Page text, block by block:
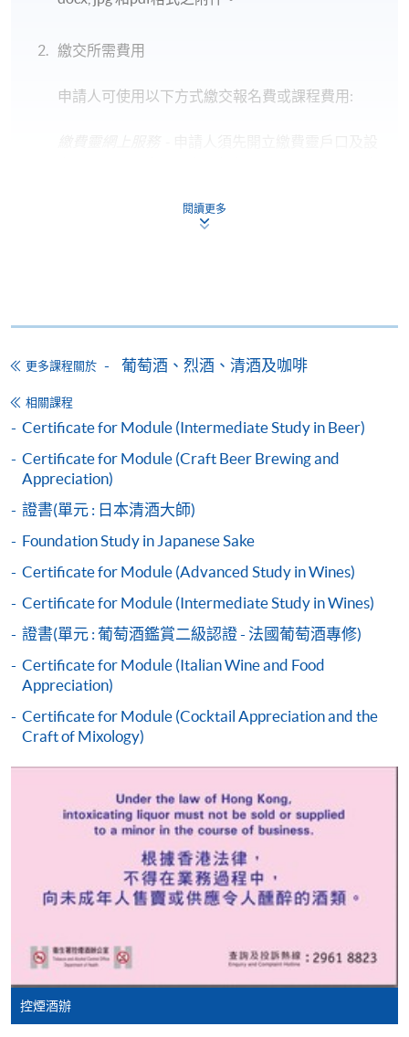
*圖片只供參考
教學語言
2385-1686NW
繳交所需費用
申請人可使用以下方式繳交報名費或課程費用:
- 申請人可以 VISA 或
*香港大學專業進修學院Mastercard卡持有人如欲享用十個
學中心作付款安排。
申請/報讀指南 :
-短期課程
報讀同一學歷頒授課程內其他單元
個別課程為須報讀同一學歷頒授課程及其他單元或繳
程設有此服務，課程負責人會通知學員有關程序。
網上支付可通過「繳費靈」(PPS) (不適用於手機)、
VISA 或 Mastercard、「微信支付」(Online WeChat
Pay) 、「支付寶」(Online Alipay) 或 「轉數快」(FPS)
親身報名/郵遞
SF26報名表，親往
費以及所需證明文件呈交。
閱讀更多
更多課程關於 葡萄酒、烈酒、清酒及咖啡
相關課程
Certificate for Module (Intermediate Study in Beer)
Certificate for Module (Craft Beer Brewing and
Appreciation)
證書(單元 : 日本清酒大師)
Foundation Study in Japanese Sake
Certificate for Module (Advanced Study in Wines)
Certificate for Module (Intermediate Study in Wines)
證書(單元 : 葡萄酒鑑賞二級認證 - 法國葡萄酒專修)
Certificate for Module (Italian Wine and Food
Appreciation)
Certificate for Module (Cocktail Appreciation and the
Craft of Mixology)
控煙酒辦